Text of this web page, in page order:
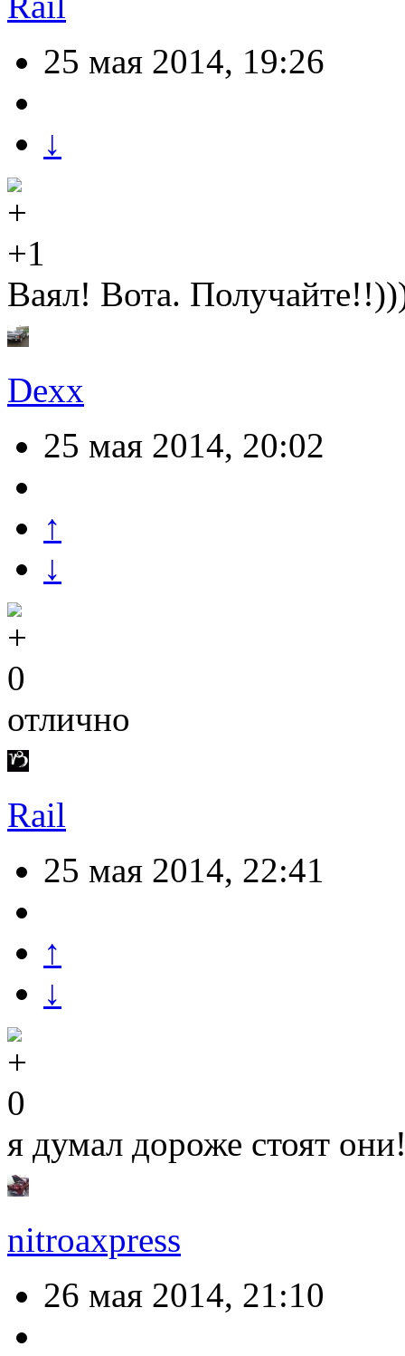
25 мая 2014, 19:26
↓
+1
Ваял! Вота.
Dexx
25 мая 2014, 20:02
↑
↓
0
отлично
Rail
25 мая 2014, 22:41
↑
↓
0
я думал дороже стоят
nitroaxpress
26 мая 2014, 21:10